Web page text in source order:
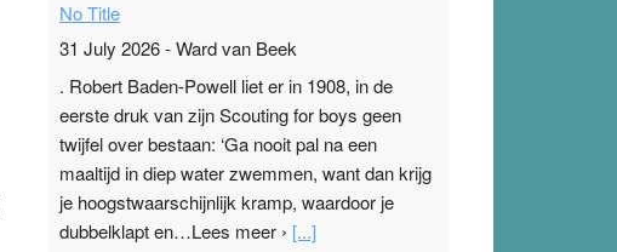
No Title
31 July 2026-Ward van Beek
. Robert Baden-Powell liet er in 1908, in de
eerste druk van zijn Scouting for boys geen
twijfel over bestaan: ‘Ga nooit pal na een
maaltijd in diep water zwemmen, want dan krijg
je hoogstwaarschijnlijk kramp, waardoor je
dubbelklapt en…Lees meer › [...]